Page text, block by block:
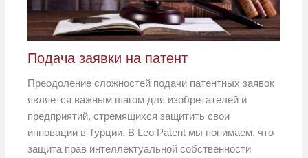
Подача заявки на патент
Преодоление сложностей подачи патентных заявок
является важным шагом для изобретателей и
предприятий, стремящихся защитить свои
инновации в Турции. В Leo Patent мы понимаем, что
защита прав интеллектуальной собственности